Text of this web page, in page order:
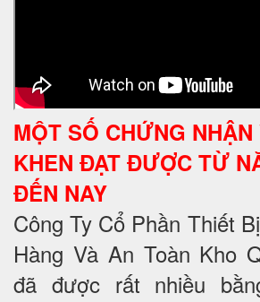
MỘT SỐ CHỨNG NHẬN
KHEN ĐẠT ĐƯỢC TỪ
ĐẾN NAY
Công Ty Cổ Phần Thiết
Hàng Và An Toàn Kho
đã được rất nhiều